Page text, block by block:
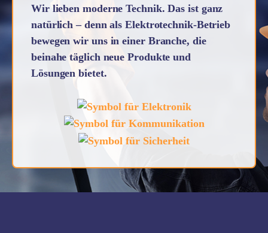
Wir lieben moderne Technik. Das ist ganz
natürlich – denn als Elektrotechnik-Betrieb
bewegen wir uns in einer Branche, die
beinahe täglich neue Produkte und
Lösungen bietet.